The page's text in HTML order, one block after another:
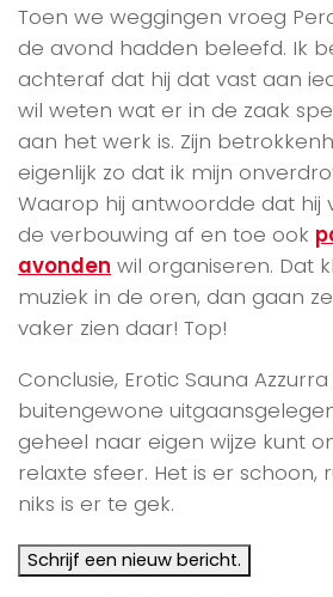
Toen we weggingen vroeg
de avond hadden beleefd. Ik
achteraf dat hij dat vast aan
wil weten wat er in de zaak
aan het werk is. Zijn
eigenlijk zo dat ik mijn
Waarop hij antwoordde dat hij
de verbouwing af en toe ook
avonden wil organiseren. Dat
muziek in de oren, dan gaan
vaker zien daar! Top!
Conclusie, Erotic Sauna
buitengewone
geheel naar eigen wijze kunt
relaxte sfeer. Het is er schoon,
niks is er te gek.